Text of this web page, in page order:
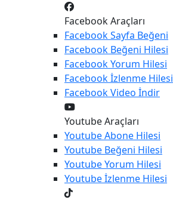
Facebook Araçları
FacebookSayfa Beğeni
Facebook Beğeni Hilesi
FacebookYorum Hilesi
Facebookİzlenme Hilesi
FacebookVideo İndir
Youtube Araçları
YoutubeAbone Hilesi
Youtube Beğeni Hilesi
YoutubeYorum Hilesi
Youtubeİzlenme Hilesi